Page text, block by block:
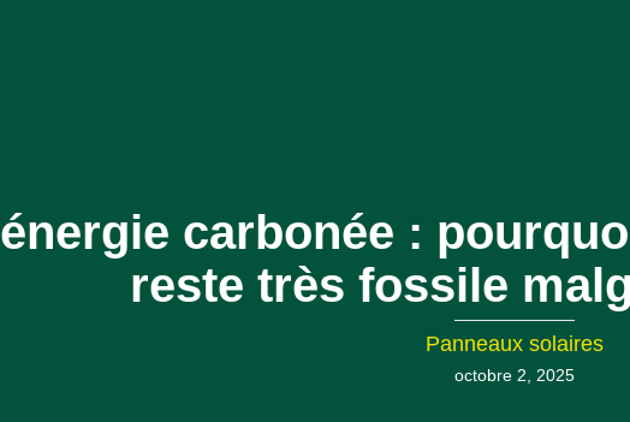
énergie carbonée :
reste très fossile
Panneaux solaires
octobre 2, 2025